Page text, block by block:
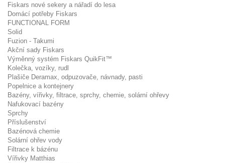
Fiskars nové sekery a nářadí do lesa
Domácí potřeby Fiskars
FUNCTIONAL FORM
Solid
Fuzion - Takumi
Akční sady Fiskars
Výměnný systém Fiskars QuikFit™
Kolečka, vozíky, rudl
Plašiče Deramax, odpuzovače, návnady, pasti
Popelnice a kontejnery
Bazény, vířivky, filtrace, sprchy, chemie, solární ohřevy
Nafukovací bazény
Sprchy
Příslušenství
Bazénová chemie
Solární ohřev vody
Filtrace k bázénu
Vířivky Matthias